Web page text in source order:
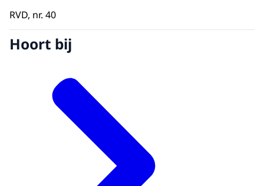
RVD, nr. 40
Hoort bij